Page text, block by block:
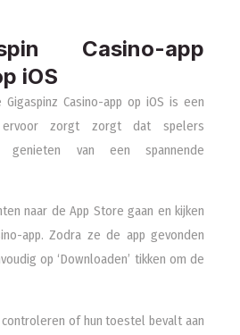
Casino-app
iOS
Casino-app op iOS is een
zorgt zorgt dat spelers
genieten van een spannende
naar de App Store gaan en kijken
app. Zodra ze de app gevonden
op ‘Downloaden’ tikken om de
of hun toestel bevalt aan